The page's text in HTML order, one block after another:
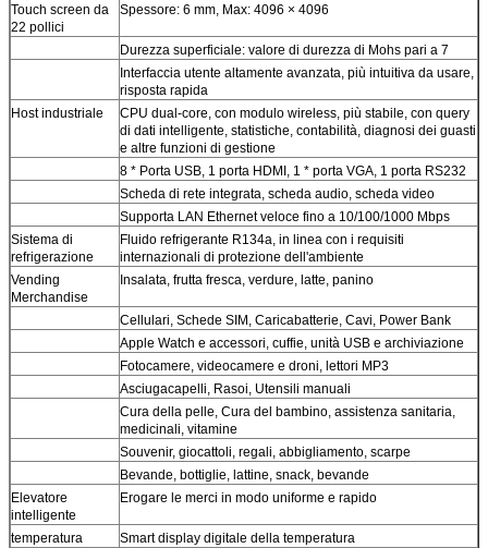
Touch screen da
22 pollici
Spessore: 6 mm, Max: 4096 × 4096
Durezza superficiale: valore di durezza di Mohs pari a 7
Interfaccia utente altamente avanzata, più intuitiva da usare,
risposta rapida
Host industriale
CPU dual-core, con modulo wireless, più stabile, con query
di dati intelligente, statistiche, contabilità, diagnosi dei guasti
e altre funzioni di gestione
8 * Porta USB, 1 porta HDMI, 1 * porta VGA, 1 porta RS232
Scheda di rete integrata, scheda audio, scheda video
Supporta LAN Ethernet veloce fino a 10/100/1000 Mbps
Sistema di
refrigerazione
Fluido refrigerante R134a, in linea con i requisiti
internazionali di protezione dell'ambiente
Vending
Merchandise
Insalata, frutta fresca, verdure, latte, panino
Cellulari, Schede SIM, Caricabatterie, Cavi, Power Bank
Apple Watch e accessori, cuffie, unità USB e archiviazione
Fotocamere, videocamere e droni, lettori MP3
Asciugacapelli, Rasoi, Utensili manuali
Cura della pelle, Cura del bambino, assistenza sanitaria,
medicinali, vitamine
Souvenir, giocattoli, regali, abbigliamento, scarpe
Bevande, bottiglie, lattine, snack, bevande
Elevatore
intelligente
Erogare le merci in modo uniforme e rapido
temperatura
Smart display digitale della temperatura